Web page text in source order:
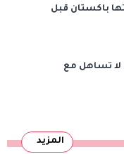
باكستان قبل
لا تساهل مع
المزيد